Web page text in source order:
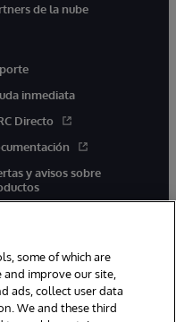
de la nube
inmediata
Directo
y avisos sobre
some of which are
improve our site,
ads, collect user data
We and these third